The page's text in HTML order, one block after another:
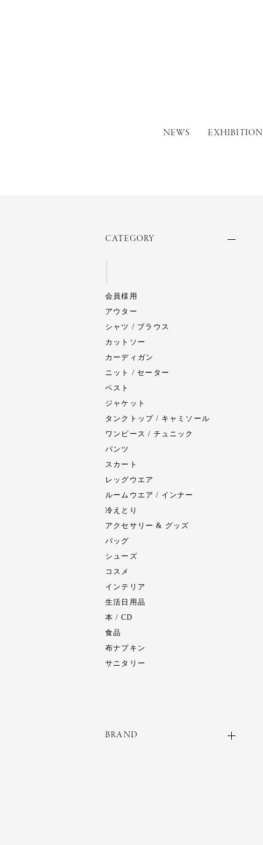
NEWS EXHIBITION
CATEGORY
会員様用
アウター
シャツ / ブラウス
カットソー
カーディガン
ニット / セーター
ベスト
ジャケット
タンクトップ / キャミソール
ワンピース / チュニック
パンツ
スカート
レッグウエア
ルームウエア / インナー
冷えとり
アクセサリー & グッズ
バッグ
シューズ
コスメ
インテリア
生活日用品
本 / CD
食品
布ナプキン
サニタリー
BRAND